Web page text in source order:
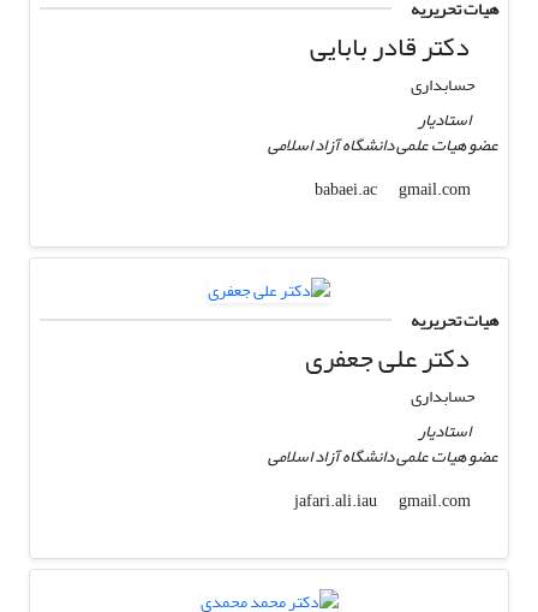
هیات تحریریه
دکتر قادر بابایی
حسابداری
استادیار
عضو هیات علمی دانشگاه آزاد اسلامی
babaei.ac
gmail.com
هیات تحریریه
دکتر علی جعفری
حسابداری
استادیار
عضو هیات علمی دانشگاه آزاد اسلامی
jafari.ali.iau
gmail.com